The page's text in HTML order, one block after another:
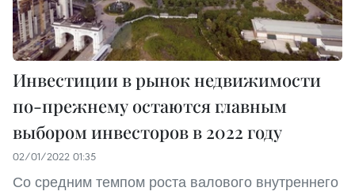
Инвестиции в рынок недвижимости
по-прежнему остаются главным
выбором инвесторов в 2022 году
02/01/2022 01:35
Со средним темпом роста валового внутреннего